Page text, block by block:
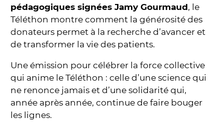
pédagogiques signées Jamy Gourmaud, le
Téléthon montre comment la générosité des
donateurs permet à la recherche d’avancer et
de transformer la vie des patients.
Une émission pour célébrer la force collective
qui anime le Téléthon : celle d’une science qui
ne renonce jamais et d’une solidarité qui,
année après année, continue de faire bouger
les lignes.